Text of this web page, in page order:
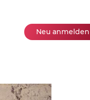
Neu anmelden